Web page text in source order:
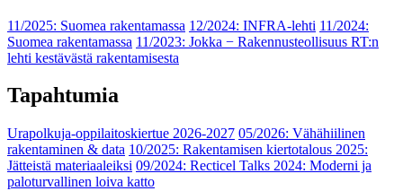
11/2025: Suomea rakentamassa 12/2024: INFRA-lehti 11/2024:
Suomea rakentamassa 11/2023: Jokka − Rakennusteollisuus RT:n
lehti kestävästä rakentamisesta
Tapahtumia
Urapolkuja-oppilaitoskiertue 2026-2027 05/2026: Vähähiilinen
rakentaminen & data 10/2025: Rakentamisen kiertotalous 2025:
Jätteistä materiaaleiksi 09/2024: Recticel Talks 2024: Moderni ja
paloturvallinen loiva katto